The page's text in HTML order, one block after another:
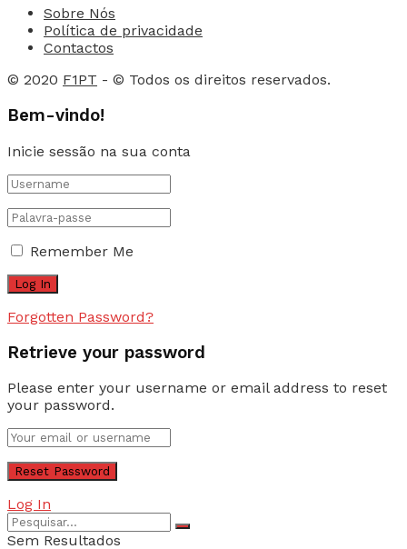
Sobre Nós
Política de privacidade
Contactos
© 2020 F1PT - © Todos os direitos reservados.
Bem-vindo!
Inicie sessão na sua conta
Remember Me
Forgotten Password?
Retrieve your password
Please enter your username or email address to reset
your password.
Log In
Sem Resultados